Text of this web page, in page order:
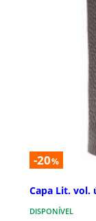
-20%
Capa Lit. vol.
DISPONÍVEL